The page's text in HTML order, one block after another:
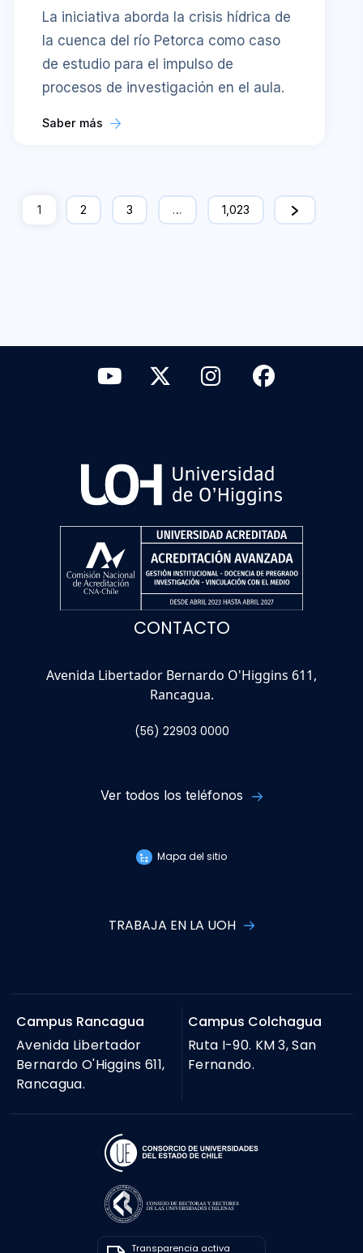
La iniciativa aborda la crisis hídrica de
la cuenca del río Petorca como caso
de estudio para el impulso de
procesos de investigación en el aula.
Saber más
1 2 3 … 1,023
CONTACTO
Avenida Libertador Bernardo O'Higgins 611,
Rancagua.
(56) 22903 0000
Ver todos los teléfonos
Mapa del sitio
TRABAJA EN LA UOH
Campus Rancagua
Avenida Libertador
Bernardo O'Higgins 611,
Rancagua.
Campus Colchagua
Ruta I-90. KM 3, San
Fernando.
Transparencia activa